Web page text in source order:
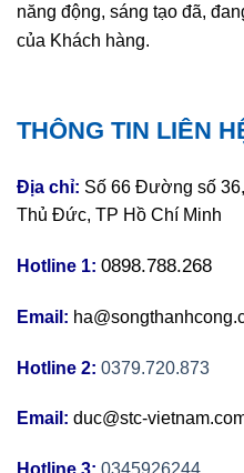
năng động, sáng tạo đã,
của Khách hàng.
THÔNG TIN LIÊN
Địa chỉ: Số 66 Đường số
Thủ Đức, TP Hồ Chí Minh
Hotline 1: 0898.788.268
Email:
Hotline 2: 0379.720.873
Email: duc@stc-